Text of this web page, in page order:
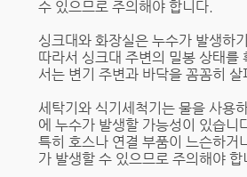
수 있으므로 주의해야 합니다.
싱크대와 화장실은 누수가 발생하
따라서 싱크대 주변의 밀봉 상태를
서는 변기 주변과 바닥을 꼼꼼히 살
세탁기와 식기세척기는 물을 사용
에 누수가 발생할 가능성이 있습니
특히 호스나 연결 부품이 느슨하거
가 발생할 수 있으므로 주의해야 합